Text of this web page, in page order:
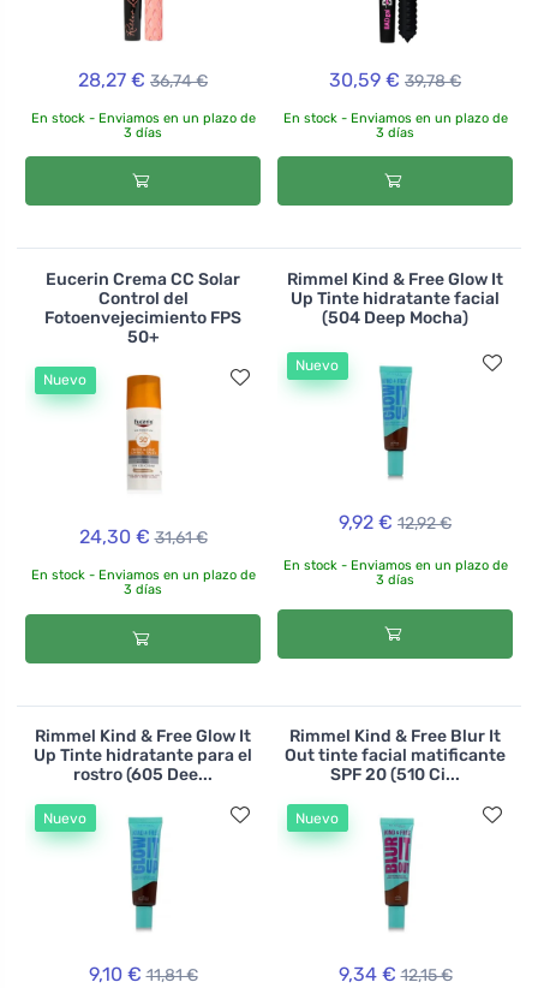
28,27 € 36,74 €
En stock - Enviamos en un plazo de
3 días
30,59 € 39,78 €
En stock - Enviamos en un plazo de
3 días
Eucerin Crema CC Solar
Control del
Fotoenvejecimiento FPS
50+
Nuevo
24,30 € 31,61 €
En stock - Enviamos en un plazo de
3 días
Rimmel Kind & Free Glow It
Up Tinte hidratante facial
(504 Deep Mocha)
Nuevo
9,92 € 12,92 €
En stock - Enviamos en un plazo de
3 días
Rimmel Kind & Free Glow It
Up Tinte hidratante para el
rostro (605 Dee...
Nuevo
9,10 € 11,81 €
Rimmel Kind & Free Blur It
Out tinte facial matificante
SPF 20 (510 Ci...
Nuevo
9,34 € 12,15 €